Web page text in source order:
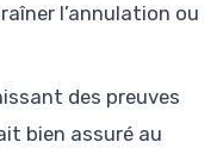
l’annulation ou
des preuves
bien assuré au